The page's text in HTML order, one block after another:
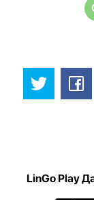
LinGo Play